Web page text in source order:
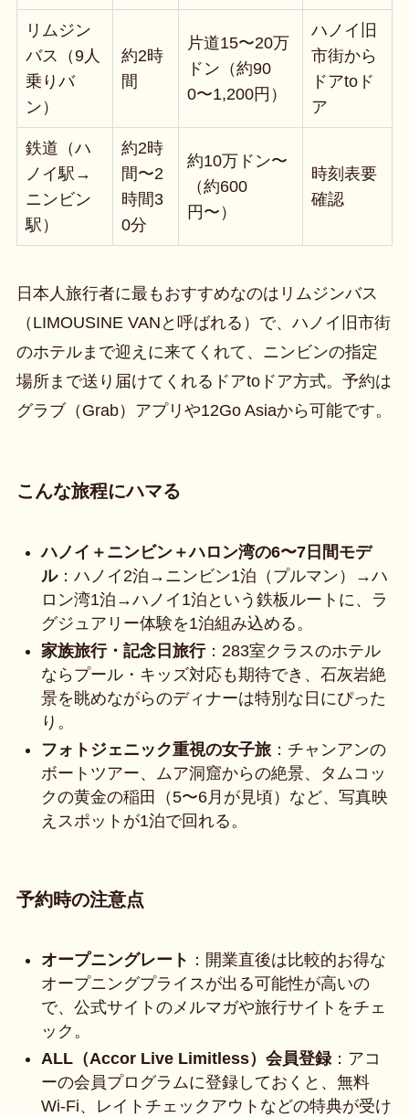
リムジン
バス（9人
乗りバ
ン）
約2時
間
片道15〜20万
ドン（約90
0〜1,200円）
ハノイ旧
市街から
ドアtoド
ア
鉄道（ハ
ノイ駅→
ニンビン
駅）
約2時
間〜2
時間3
0分
約10万ドン〜
（約600
円〜）
時刻表要
確認
日本人旅行者に最もおすすめなのはリムジンバス
（LIMOUSINE VANと呼ばれる）で、ハノイ旧市街
のホテルまで迎えに来てくれて、ニンビンの指定
場所まで送り届けてくれるドアtoドア方式。予約は
グラブ（Grab）アプリや12Go Asiaから可能です。
こんな旅程にハマる
ハノイ＋ニンビン＋ハロン湾の6〜7日間モデ
ル：ハノイ2泊→ニンビン1泊（プルマン）→ハ
ロン湾1泊→ハノイ1泊という鉄板ルートに、ラ
グジュアリー体験を1泊組み込める。
家族旅行・記念日旅行：283室クラスのホテル
ならプール・キッズ対応も期待でき、石灰岩絶
景を眺めながらのディナーは特別な日にぴった
り。
フォトジェニック重視の女子旅：チャンアンの
ボートツアー、ムア洞窟からの絶景、タムコッ
クの黄金の稲田（5〜6月が見頃）など、写真映
えスポットが1泊で回れる。
予約時の注意点
オープニングレート ：開業直後は比較的お得な
オープニングプライスが出る可能性が高いの
で、公式サイトのメルマガや旅行サイトをチェ
ック。
ALL（Accor Live Limitless）会員登録：アコ
ーの会員プログラムに登録しておくと、無料
Wi-Fi、レイトチェックアウトなどの特典が受け